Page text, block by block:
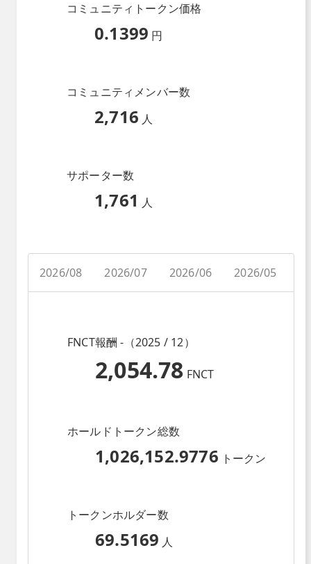
コミュニティトークン価格
0.1399 円
コミュニティメンバー数
2,716 人
サポーター数
1,761 人
2026/08 2026/07 2026/06 2026/05
FNCT報酬 -（2025 / 12）
2,054.78 FNCT
ホールドトークン総数
1,026,152.9776 トークン
トークンホルダー数
69.5169 人